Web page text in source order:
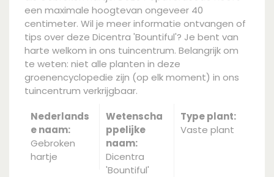
een maximale hoogtevan ongeveer 40
centimeter. Wil je meer informatie ontvangen of
tips over deze Dicentra 'Bountiful'? Je bent van
harte welkom in ons tuincentrum. Belangrijk om
te weten: niet alle planten in deze
groenencyclopedie zijn (op elk moment) in ons
tuincentrum verkrijgbaar.
Nederlands
e naam:
Gebroken
hartje
Wetenscha
ppelijke
naam:
Dicentra
'Bountiful'
Type plant:
Vaste plant